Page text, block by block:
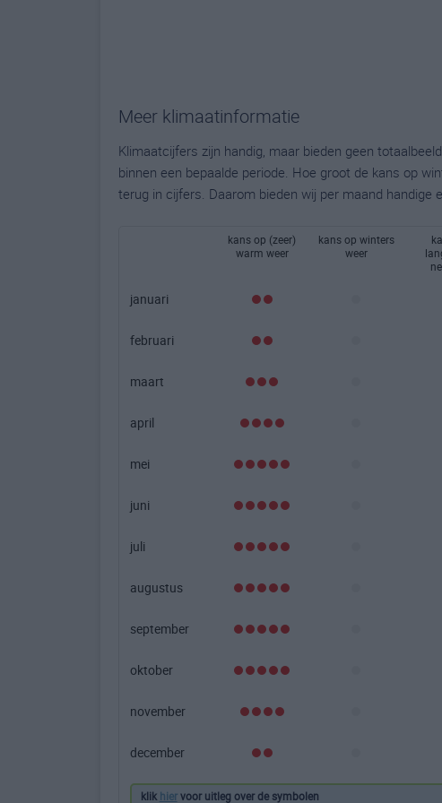
Meer klimaatinformatie
Klimaatcijfers zijn handig, maar bieden geen
binnen een bepaalde periode. Hoe groot de kans op
terug in cijfers. Daarom bieden wij per maand handige
kans op (zeer)
warm weer
kans op winters
weer
januari
februari
maart
april
mei
juni
juli
augustus
september
oktober
november
december
klik hiervoor uitleg over de symbolen